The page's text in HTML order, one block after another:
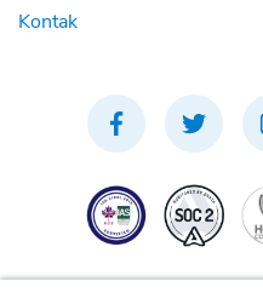
Kontak